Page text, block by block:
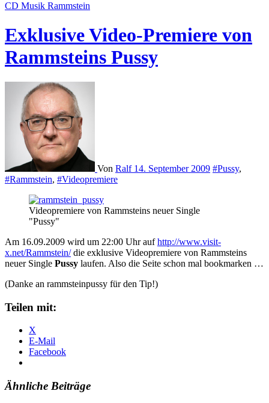
CD Musik Rammstein
Exklusive Video-Premiere von
Rammsteins Pussy
Von Ralf 14. September 2009 #Pussy,
#Rammstein, #Videopremiere
Videopremiere von Rammsteins neuer Single
"Pussy"
Am 16.09.2009 wird um 22:00 Uhr aufhttp://www.visit-
x.net/Rammstein/die exklusive Videopremiere von Rammsteins
neuer Single Pussy laufen. Also die Seite schon mal bookmarken …
(Danke an rammsteinpussy für den Tip!)
Teilen mit:
X
E-Mail
Facebook
Ähnliche Beiträge